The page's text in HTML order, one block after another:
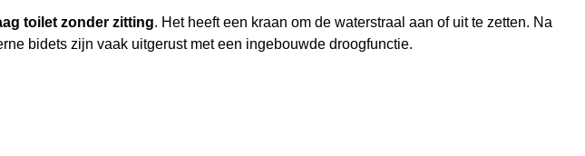
toilet zonder zitting. Het heeft een kraan om de waterstraal aan of uit te zetten. Na
bidets zijn vaak uitgerust met een ingebouwde droogfunctie.